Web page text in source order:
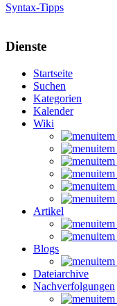
Syntax-Tipps
Dienste
Startseite
Suchen
Kategorien
Kalender
Wiki
Artikel
Blogs
Dateiarchive
Nachverfolgungen